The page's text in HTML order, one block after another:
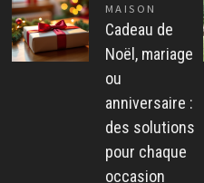
MAISON
Cadeau de
Noël, mariage
ou
anniversaire :
des solutions
pour chaque
occasion